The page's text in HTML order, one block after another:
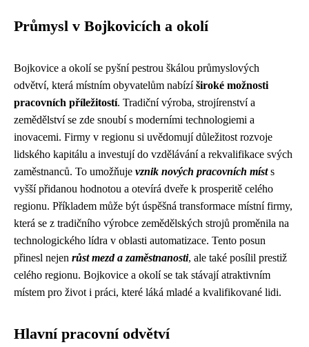
Průmysl v Bojkovicích a okolí
Bojkovice a okolí se pyšní pestrou škálou průmyslových
odvětví, která místním obyvatelům nabízíširoké možnosti
pracovních příležitostí. Tradiční výroba, strojírenství a
zemědělství se zde snoubí s moderními technologiemi a
inovacemi. Firmy v regionu si uvědomují důležitost rozvoje
lidského kapitálu a investují do vzdělávání a rekvalifikace svých
zaměstnanců. To umožňuje vznik nových pracovních místs
vyšší přidanou hodnotou a otevírá dveře k prosperitě celého
regionu. Příkladem může být úspěšná transformace místní firmy,
která se z tradičního výrobce zemědělských strojů proměnila na
technologického lídra v oblasti automatizace. Tento posun
přinesl nejen růst mezd a zaměstnanosti, ale také posílil prestiž
celého regionu. Bojkovice a okolí se tak stávají atraktivním
místem pro život i práci, které láká mladé a kvalifikované lidi.
Hlavní pracovní odvětví